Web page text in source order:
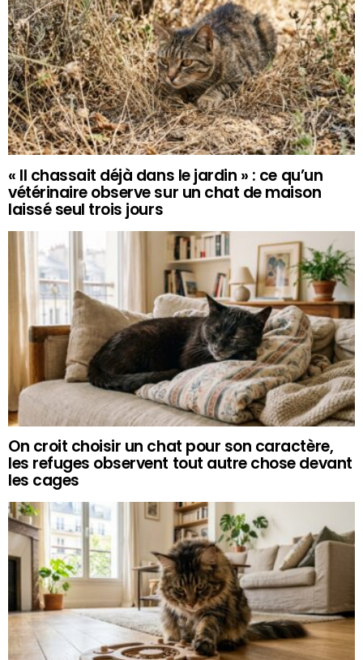
« Il chassait déjà dans le jardin » : ce qu’un
vétérinaire observe sur un chat de maison
laissé seul trois jours
On croit choisir un chat pour son caractère,
les refuges observent tout autre chose devant
les cages